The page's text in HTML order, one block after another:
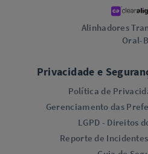
Alinhadores
Oral-B
Privacidade e
Política de
Gerenciamento das
LGPD - Direitos
Reporte de